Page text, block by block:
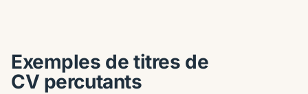
Exemples de titres de
CV percutants